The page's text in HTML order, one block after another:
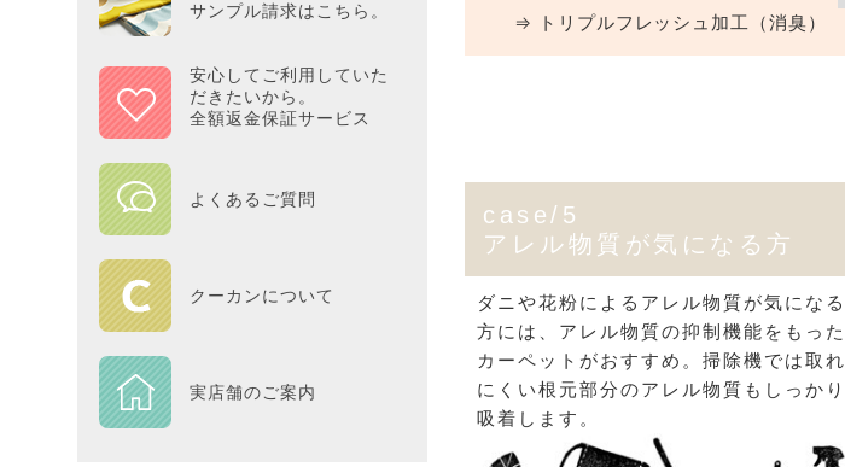
maison de reve
HOME
DESIGN LIFE
Piece
ミラーレースカーテンとは？
サンプル請求はこちら。
安心してご利用していた
だきたいから。
全額返金保証サービス
よくあるご質問
クーカンについて
実店舗のご案内
⇒ トリプルフレッシュ加工（消臭）
case/5
アレル物質が気になる方
ダニや花粉によるアレル物質が気になる
方には、アレル物質の抑制機能をもった
カーペットがおすすめ。掃除機では取れ
にくい根元部分のアレル物質もしっかり
吸着します。